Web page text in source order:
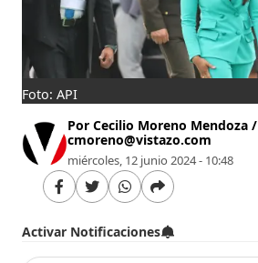
Foto: API
Por Cecilio Moreno Mendoza /
cmoreno@vistazo.com
miércoles, 12 junio 2024 - 10:48
Activar Notificaciones